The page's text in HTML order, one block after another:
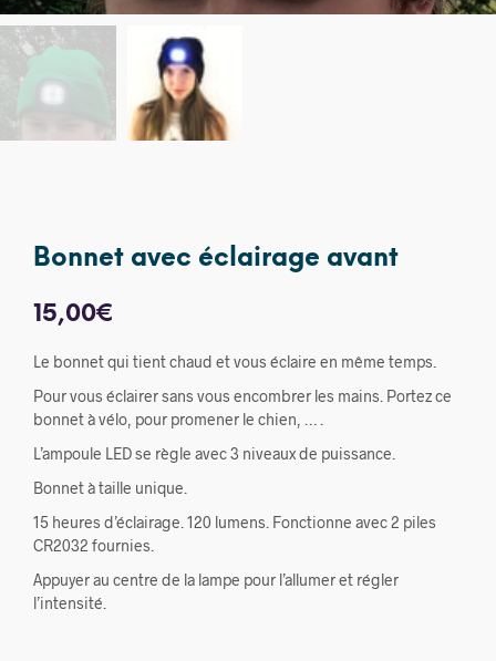
Bonnet avec éclairage avant
15,00€
Le bonnet qui tient chaud et vous éclaire en même temps.
Pour vous éclairer sans vous encombrer les mains. Portez ce
bonnet à vélo, pour promener le chien, … .
L’ampoule LED se règle avec 3 niveaux de puissance.
Bonnet à taille unique.
15 heures d’éclairage. 120 lumens. Fonctionne avec 2 piles
CR2032 fournies.
Appuyer au centre de la lampe pour l’allumer et régler
l’intensité.